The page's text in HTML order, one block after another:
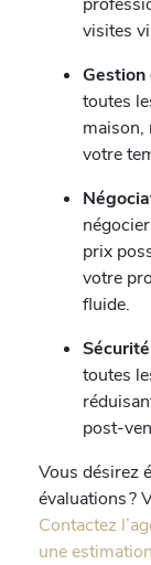
visites
Gestion
toutes
maison,
votre
prix
votre
fluide.
toutes
post-
Vous désirez
évaluations ?
Contactez
une